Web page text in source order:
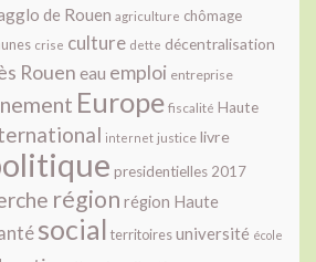
de Rouen agriculture chômage
crise culture dette décentralisation
Rouen eau emploi entreprise
Europe fiscalité Haute
internet justice livre
presidentielles 2017
région région Haute
social territoiresuniversité école